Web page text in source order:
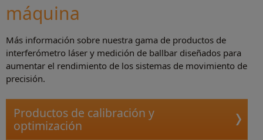
máquina
Más información sobre nuestra gama de productos de
interferómetro láser y medición de ballbar diseñados para
aumentar el rendimiento de los sistemas de movimiento de
precisión.
Productos de calibración y
optimización